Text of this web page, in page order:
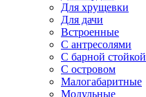
Для хрущевки
Для дачи
Встроенные
С антресолями
С барной стойкой
С островом
Малогабаритные
Модульные